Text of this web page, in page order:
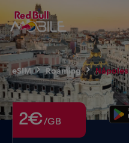
eSIM Roaming Nápoles
2€/GB